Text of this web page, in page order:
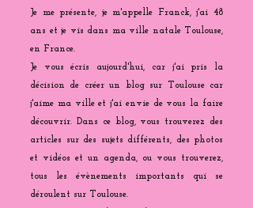
Je me présente, je m'appelle Franck, j'ai 48
ans et je vis dans ma ville natale Toulouse,
en France.
Je vous écris aujourd'hui, car j'ai pris la
décision de créer un blog sur Toulouse car
j'aime ma ville et j'ai envie de vous la faire
découvrir. Dans ce blog, vous trouverez des
articles sur des sujets différents, des photos
et vidéos et un agenda, ou vous trouverez,
tous les évènements importants qui se
déroulent sur Toulouse.